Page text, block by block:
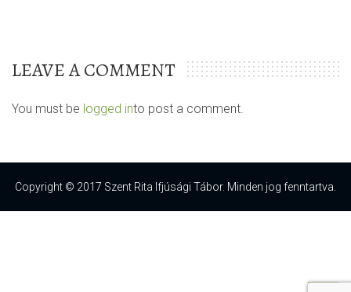
LEAVE A COMMENT
You must be logged into post a comment.
Copyright © 2017 Szent Rita Ifjúsági Tábor. Minden jog fenntartva.